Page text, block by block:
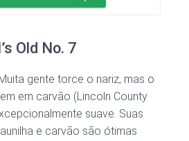
Old No. 7
gente torce o nariz, mas o
em carvão (Lincoln County
suave. Suas
e carvão são ótimas